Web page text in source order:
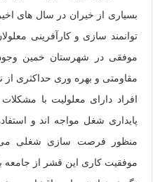
بسیاری از خیران در سال های
توانمند سازی و کارآفرینی
موفقی در شهرستان خمین
مقاومتی و بهره وری حداکثری از
افراد دارای معلولیت با
پایداری شغل مواجه اند و
منظور فرصت سازی شغلی می
موفقیت کاری این قشر از جامعه